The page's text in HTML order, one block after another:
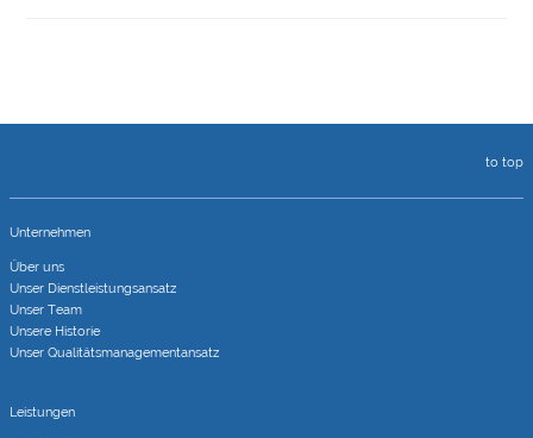
to top
Unternehmen
Über uns
Unser Dienstleistungsansatz
Unser Team
Unsere Historie
Unser Qualitätsmanagementansatz
Leistungen